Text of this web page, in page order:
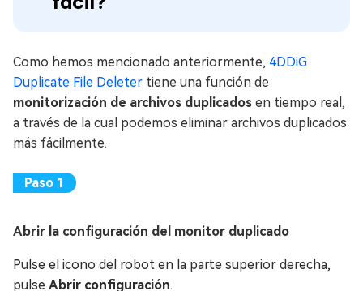
Como hemos mencionado anteriormente, 4DDiG
Duplicate File Deleter tiene una función de
monitorización de archivos duplicados en tiempo real,
a través de la cual podemos eliminar archivos duplicados
más fácilmente.
Abrir la configuración del monitor duplicado
Pulse el icono del robot en la parte superior derecha,
pulse Abrir configuración.